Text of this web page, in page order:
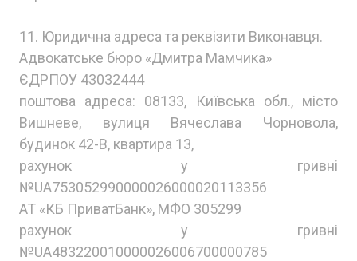
11. Юридична адреса та реквізити Виконавця.
Адвокатське бюро «Дмитра Мамчика»
ЄДРПОУ 43032444
поштова адреса: 08133, Київська обл., місто
Вишневе, вулиця Вячеслава Чорновола,
будинок 42-В, квартира 13,
рахунок у гривні
№UA753052990000026000020113356
АТ «КБ ПриватБанк», МФО 305299
рахунок у гривні
№UA483220010000026006700000785